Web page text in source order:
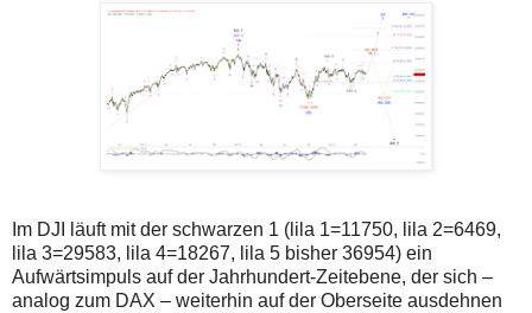
Im DJI läuft mit der schwarzen 1 (lila 1=11750, lila 2=6469,
lila 3=29583, lila 4=18267, lila 5 bisher 36954) ein
Aufwärtsimpuls auf der Jahrhundert-Zeitebene, der sich –
analog zum DAX – weiterhin auf der Oberseite ausdehnen